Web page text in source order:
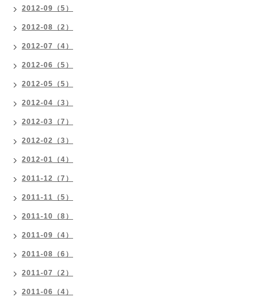
2012-09（5）
2012-08（2）
2012-07（4）
2012-06（5）
2012-05（5）
2012-04（3）
2012-03（7）
2012-02（3）
2012-01（4）
2011-12（7）
2011-11（5）
2011-10（8）
2011-09（4）
2011-08（6）
2011-07（2）
2011-06（4）